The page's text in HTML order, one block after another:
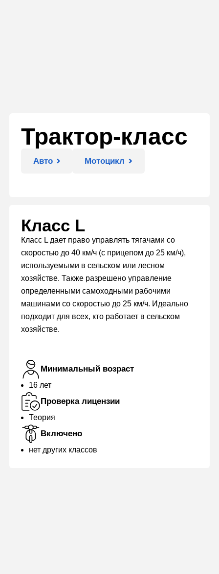
Трактор-класс
Авто Мотоцикл
Класс L
Класс L дает право управлять тягачами со
скоростью до 40 км/ч (с прицепом до 25 км/ч),
используемыми в сельском или лесном
хозяйстве. Также разрешено управление
определенными самоходными рабочими
машинами со скоростью до 25 км/ч. Идеально
подходит для всех, кто работает в сельском
хозяйстве.
Минимальный возраст
16 лет
Проверка лицензии
Теория
Включено
нет других классов